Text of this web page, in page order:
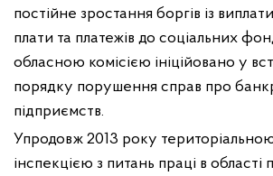
постійне зростання боргів із
плати та платежів до соціальних
обласною комісією ініційовано у
порядку порушення справ про
підприємств.
Упродовж 2013 року
інспекцією з питань праці в області